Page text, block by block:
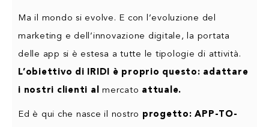
Ma il mondo si evolve. E con l’evoluzione del
marketing e dell’innovazione digitale, la portata
delle app si è estesa a tutte le tipologie di attività.
L’obiettivo di IRIDI è proprio questo: adattare
i nostri clienti al mercato attuale.
Ed è qui che nasce il nostro progetto: APP-TO-